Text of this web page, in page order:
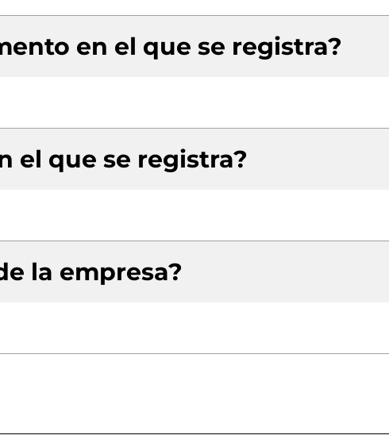
en el que se registra?
el que se registra?
la empresa?